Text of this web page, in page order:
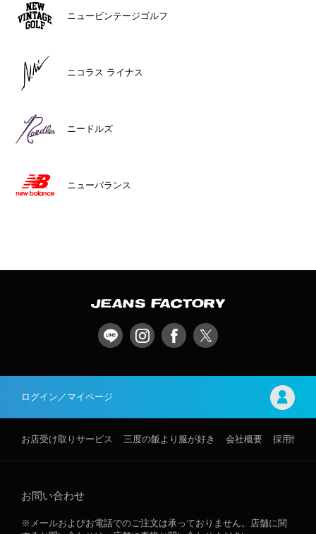
ニュービンテージゴルフ
ニコラス ライナス
ニードルズ
ニューバランス
ログイン／マイページ
お店受け取りサービス 三度の飯より服が好き 会社概要 採用情報
お問い合わせ
※メールおよびお電話でのご注文は承っておりません。店舗に関